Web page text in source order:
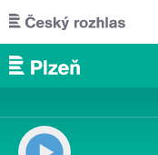
Přejít k hlavnímu obsahu